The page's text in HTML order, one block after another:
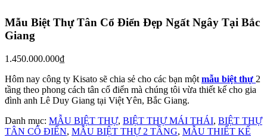
Mẫu Biệt Thự Tân Cổ Điển Đẹp Ngất Ngây Tại Bắc
Giang
1.450.000.000₫
Hôm nay công ty Kisato sẽ chia sẻ cho các bạn một mẫu biệt thự 2
tầng theo phong cách tân cổ điển mà chúng tôi vừa thiết kế cho gia
đình anh Lê Duy Giang tại Việt Yên, Bắc Giang.
Danh mục: MẪU BIỆT THỰ, BIỆT THỰ MÁI THÁI, BIỆT THỰ
TÂN CỔ ĐIỂN, MẪU BIỆT THỰ 2 TẦNG, MẪU THIẾT KẾ